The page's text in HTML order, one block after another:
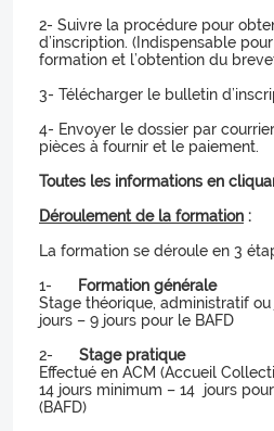
2- Suivre la procédure pour
d’inscription. (Indispensable
formation et l’obtention du
3- Télécharger le bulletin
4- Envoyer le dossier par
pièces à fournir et le paiement.
Toutes les informations en
Déroulement de la formation :
La formation se déroule en 3
1- Formation générale
Stage théorique, administratif
jours – 9 jours pour le BAFD
2- Stage pratique
Effectué en ACM (Accueil
14 jours minimum – 14 jours
(BAFD)